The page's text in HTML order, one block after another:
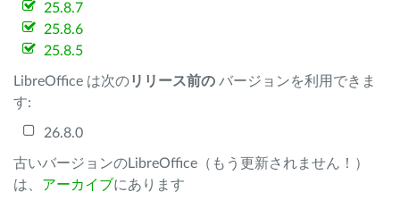
25.8.7
25.8.6
25.8.5
LibreOffice は次のリリース前の バージョンを利用できま
す:
26.8.0
古いバージョンのLibreOffice（もう更新されません！）
は、 アーカイブにあります